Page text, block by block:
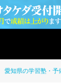
愛知県の学習塾・予